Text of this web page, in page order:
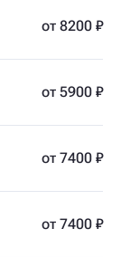
от 8200 ₽
от 5900 ₽
от 7400 ₽
от 7400 ₽